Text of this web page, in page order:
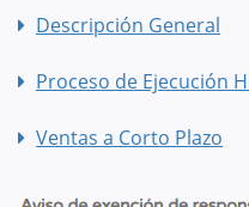
Descripción General
Proceso de Ejecución
Ventas a Corto Plazo